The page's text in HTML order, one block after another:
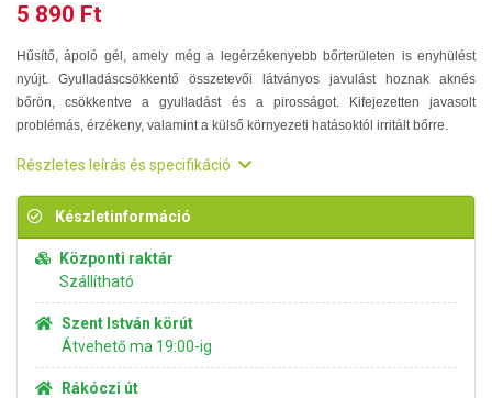
5 890 Ft
Hűsítő, ápoló gél, amely még a legérzékenyebb bőrterületen is enyhülést
nyújt. Gyulladáscsökkentő összetevői látványos javulást hoznak aknés
bőrön, csökkentve a gyulladást és a pirosságot. Kifejezetten javasolt
problémás, érzékeny, valamint a külső környezeti hatásoktól irritált bőrre.
Részletes leírás és specifikáció
Készletinformáció
Központi raktár
Szállítható
Szent István körút
Átvehető ma 19:00-ig
Rákóczi út